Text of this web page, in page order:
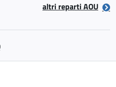
altri reparti AOU